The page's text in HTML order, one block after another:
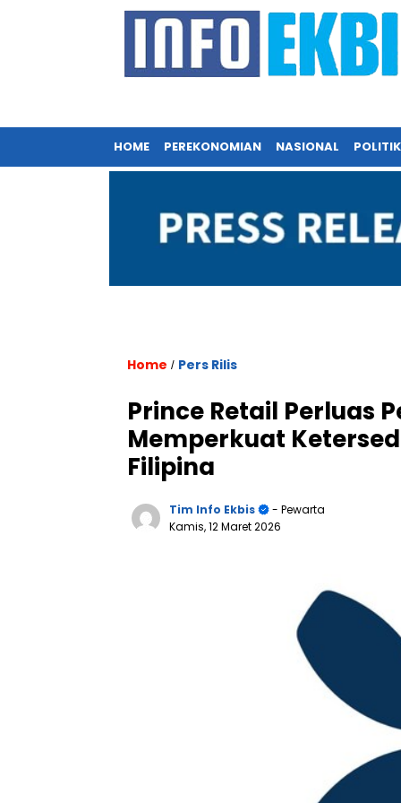
HOME PEREKONOMIAN NASIONAL POLITIK
Home / Pers Rilis
Prince Retail Perluas
Memperkuat
Filipina
Tim Info Ekbis
- Pewarta
Kamis, 12 Maret 2026